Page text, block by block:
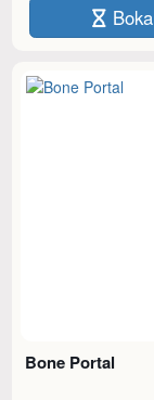
Boka
Bone Portal